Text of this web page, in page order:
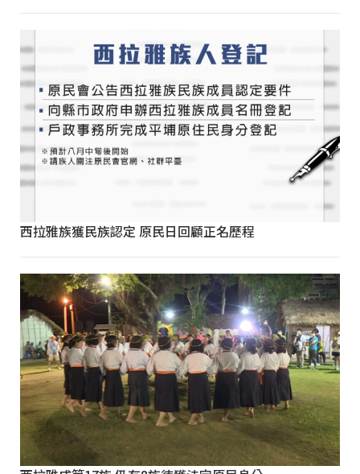
西拉雅族獲民族認定 原民日回顧正名歷程